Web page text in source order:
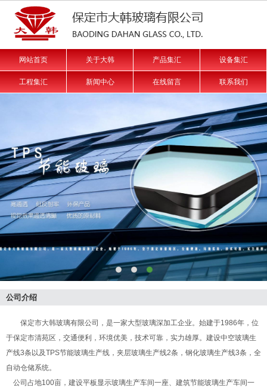
网站首页 关于大韩 产品集汇 设备集汇
工程集汇 新闻中心 在线留言 联系我们
公司介绍
保定市大韩玻璃有限公司，是一家大型玻璃深加工企业。始建于1986年，位
于保定市清苑区，交通便利，环境优美，技术可靠，实力雄厚。建设中空玻璃生
产线3条以及TPS节能玻璃生产线，夹层玻璃生产线2条，钢化玻璃生产线3条，全
自动仓储系统。
公司占地100亩，建设平板显示玻璃生产车间一座、建筑节能玻璃生产车间一